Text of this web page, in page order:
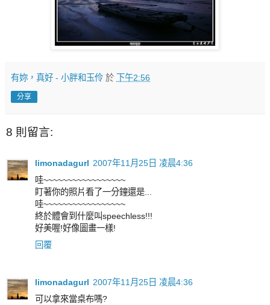
有妳，真好 - 小胖和玉伶 於 下午2:56
分享
8 則留言:
limonadagurl 2007年11月25日 凌晨4:36
哇~~~~~~~~~~~~~~~~~
盯著你的照片看了一分鐘還是...
哇~~~~~~~~~~~~~~~~~
終於體會到什麼叫speechless!!!
好美喔!好像圖畫一樣!
回覆
limonadagurl 2007年11月25日 凌晨4:36
可以拿來當桌布嗎?